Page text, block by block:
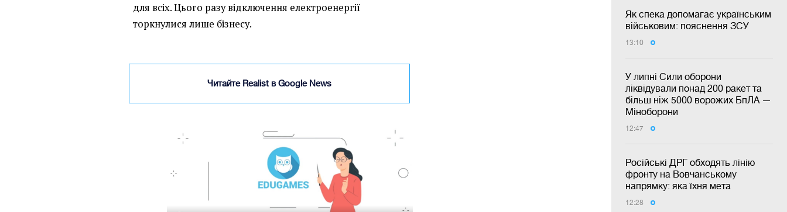
Як спека допомагає українським
військовим: пояснення ЗСУ
13:10
У липні Сили оборони
ліквідували понад 200 ракет та
більш ніж 5000 ворожих БпЛА —
Міноборони
12:47
Російські ДРГ обходять лінію
фронту на Вовчанському
напрямку: яка їхня мета
12:28
для всіх. Цього разу відключення електроенергії
торкнулися лише бізнесу.
Читайте Realist в Google News